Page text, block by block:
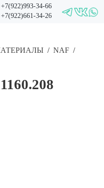
+7(922)993-34-66
+7(922)661-34-26
NAF